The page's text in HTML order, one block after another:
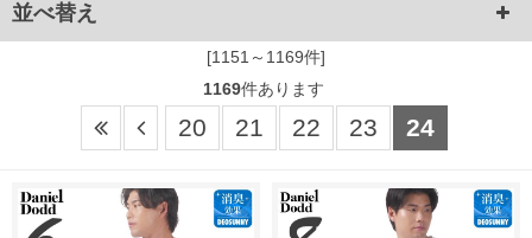
並べ替え
[1151～1169件]
1169件あります
20 21 22 23 24